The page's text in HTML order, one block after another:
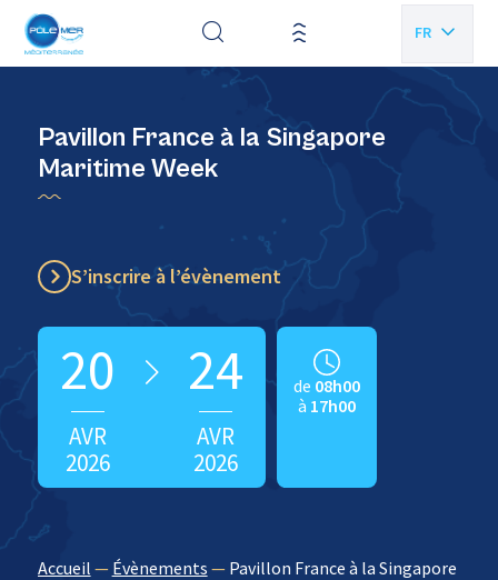
FR
Pavillon France à la Singapore
Maritime Week
S’inscrire à l’évènement
20
AVR
2026
24
AVR
2026
de 08h00
à 17h00
Accueil — Évènements — Pavillon France à la Singapore
Panneau de gestion des cookies